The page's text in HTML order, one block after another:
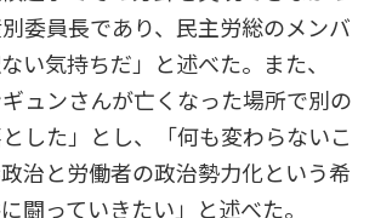
委員長であり、民主労総のメンバ
い気持ちだ」と述べた。また、
ギュンさんが亡くなった場所で別の
した」とし、「何も変わらないこ
治と労働者の政治勢力化という希
闘っていきたい」と述べた。